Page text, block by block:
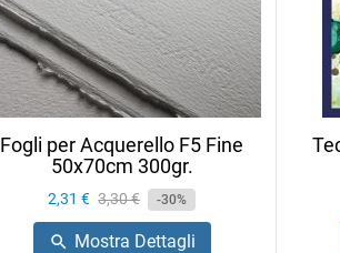
Fogli per Acquerello F5 Fine
50x70cm 300gr.
Prezzo
2,31 € Prezzo
base
3,30 € -30%
 Mostra Dettagli